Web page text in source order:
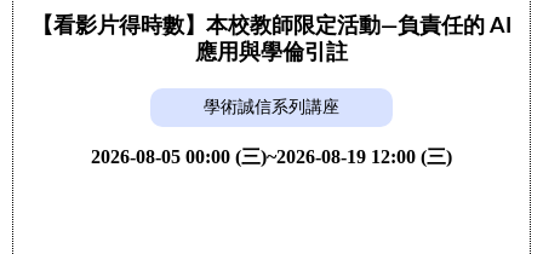
【看影片得時數】本校教師限定活動—負責任的 AI
應用與學倫引註
學術誠信系列講座
2026-08-05 00:00 (三)~2026-08-19 12:00 (三)